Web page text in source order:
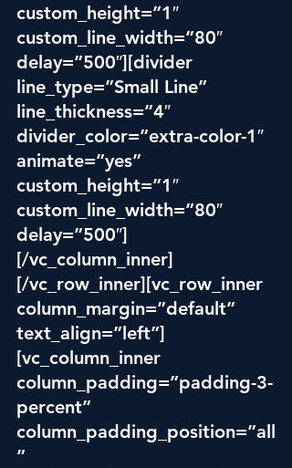
custom_height=”1″
custom_line_width=”80″
delay=”500″][divider
line_type=”Small Line”
line_thickness=”4″
divider_color=”extra-color-1″
animate=”yes”
custom_height=”1″
custom_line_width=”80″
delay=”500″]
[/vc_column_inner]
[/vc_row_inner][vc_row_inner
column_margin=”default”
text_align=”left”]
[vc_column_inner
column_padding=”padding-3-
percent”
column_padding_position=”all
”